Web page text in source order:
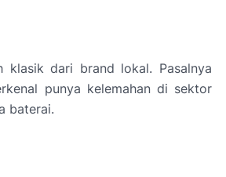
klasik dari brand lokal. Pasalnya
punya kelemahan di sektor
baterai.